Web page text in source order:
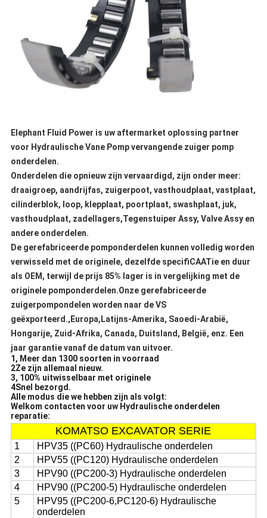
Elephant Fluid Power is uw aftermarket oplossing partner
voor Hydraulische Vane Pomp vervangende zuiger pomp
onderdelen.
Onderdelen die opnieuw zijn vervaardigd, zijn onder meer:
draaigroep, aandrijfas, zuigerpoot, vasthoudplaat, vastplaat,
cilinderblok, loop, klepplaat, poortplaat, swashplaat, juk,
vasthoudplaat, zadellagers,Tegenstuiper Assy, Valve Assy en
andere onderdelen.
De gerefabriceerde pomponderdelen kunnen volledig worden
verwisseld met de originele, dezelfde specifiCAATie en duur
als OEM, terwijl de prijs 85% lager is in vergelijking met de
originele pomponderdelen.Onze gerefabriceerde
zuigerpompondelen worden naar de VS
geëxporteerd.,Europa,Latijns-Amerika, Saoedi-Arabië,
Hongarije, Zuid-Afrika, Canada, Duitsland, België, enz. Een
jaar garantie vanaf de datum van uitvoer.
1, Meer dan 1300 soorten in voorraad
2Ze zijn allemaal nieuw.
3, 100% uitwisselbaar met originele
4Snel bezorgd.
Alle modus die we hebben zijn als volgt:
Welkom contacten voor uw Hydraulische onderdelen
reparatie:
KOMATSO EXCAVATOR SERIE
1
HPV35 ((PC60) Hydraulische onderdelen
2
HPV55 ((PC120) Hydraulische onderdelen
3
HPV90 ((PC200-3) Hydraulische onderdelen
4
HPV90 ((PC200-5) Hydraulische onderdelen
5
HPV95 ((PC200-6,PC120-6) Hydraulische
onderdelen